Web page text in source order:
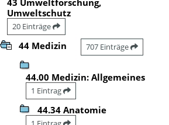
Umweltschutz
20 Einträge
44 Medizin 707 Einträge
44.00 Medizin: Allgemeines
1 Eintrag
44.34 Anatomie